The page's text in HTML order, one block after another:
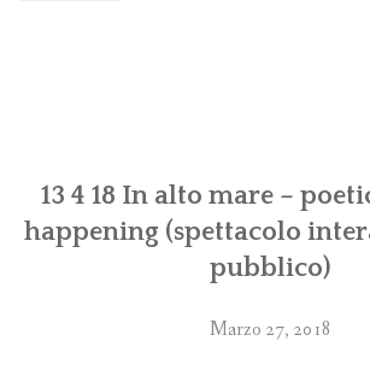
13 4 18 In alto mare –
happening (spettacolo
pubblico)
Marzo 27, 2018